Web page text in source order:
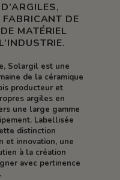
FABRICANT DE
MATÉRIEL
Solargil est une
de la céramique
producteur et
argiles en
une large gamme
Labellisée
distinction
et innovation, une
à la création
avec pertinence